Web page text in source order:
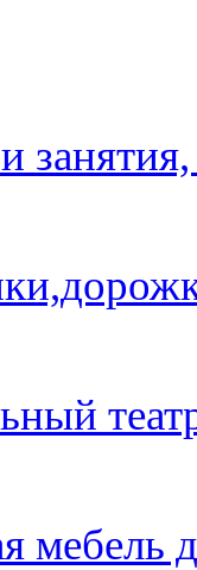
мебель